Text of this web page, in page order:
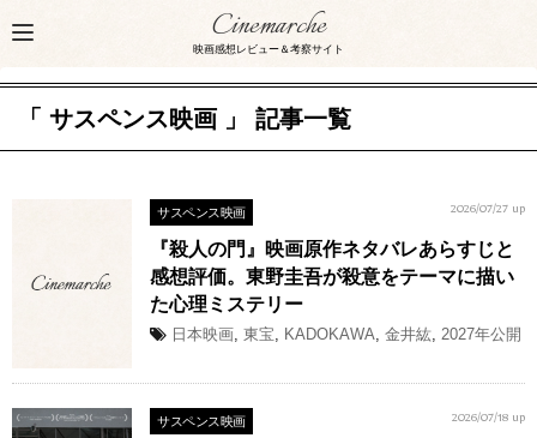
Cinemarche
映画感想レビュー＆考察サイト
「 サスペンス映画 」 記事一覧
サスペンス映画 2026/07/27 up
『殺人の門』映画原作ネタバレあらすじと
感想評価。東野圭吾が殺意をテーマに描い
た心理ミステリー
日本映画, 東宝, KADOKAWA, 金井紘, 2027年公開
サスペンス映画 2026/07/18 up